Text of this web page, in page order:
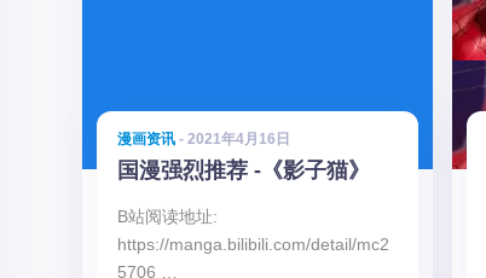
漫画资讯 - 2021年4月16日
国漫强烈推荐 -《影子猫》
B站阅读地址:
https://manga.bilibili.com/detail/mc2
5706 …